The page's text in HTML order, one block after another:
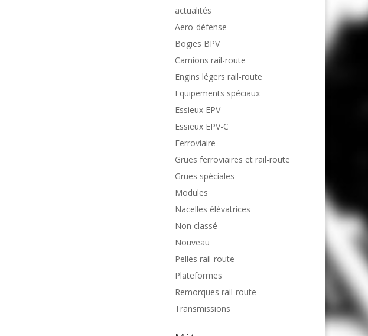
actualités
Aero-défense
Bogies BPV
Camions rail-route
Engins légers rail-route
Equipements spéciaux
Essieux EPV
Essieux EPV-C
Ferroviaire
Grues ferroviaires et rail-route
Grues spéciales
Modules
Nacelles élévatrices
Non classé
Nouveau
Pelles rail-route
Plateformes
Remorques rail-route
Transmissions